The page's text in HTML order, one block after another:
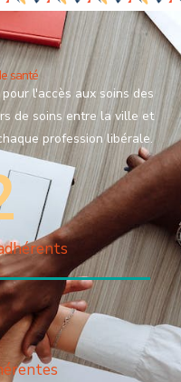
santé
l'accès aux soins des
de soins entre la ville et
profession libérale.